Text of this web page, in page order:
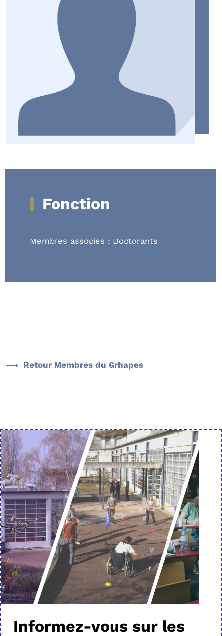
Fonction
Membres associés : Doctorants
Retour Membres du Grhapes
Informez-vous sur les